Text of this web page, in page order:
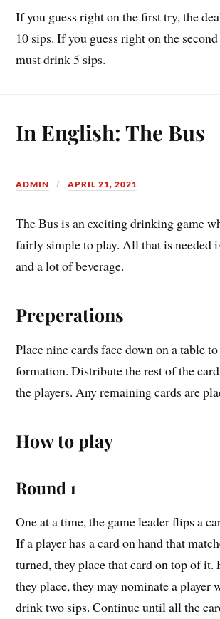
If you guess right on the first try, the
10 sips. If you guess right on the
must drink 5 sips.
In English: The Bus
ADMIN APRIL 21, 2021
The Bus is an exciting drinking game
fairly simple to play. All that is needed
and a lot of beverage.
Preperations
Place nine cards face down on a table
formation. Distribute the rest of the
the players. Any remaining cards are
How to play
Round 1
One at a time, the game leader flips a
If a player has a card on hand that
turned, they place that card on top of it.
they place, they may nominate a player
drink two sips. Continue until all the